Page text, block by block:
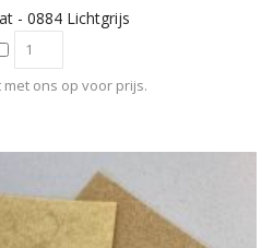
- 0884 Lichtgrijs
met ons op voor prijs.